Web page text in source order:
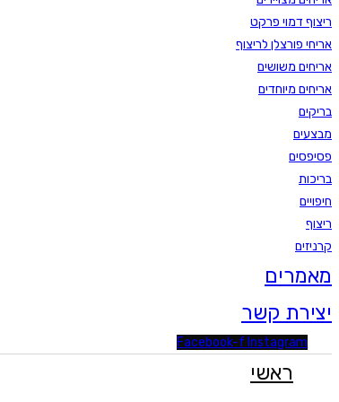
ריצוף דמוי פרקט
אריחי פורצלן לריצוף
אריחים משושים
אריחים מיוחדים
בריקים
מבצעים
פסיפסים
בריכות
חיפויים
ריצוף
קרניזים
מאמרים
יצירת קשר
Facebook-f Instagram
ראשי